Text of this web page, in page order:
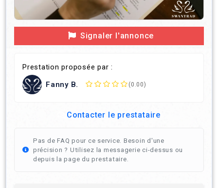
Signaler l'annonce
Prestation proposée par :
Fanny B.
(0.00)
Contacter le prestataire
Pas de FAQ pour ce service. Besoin d'une
précision ? Utilisez la messagerie ci-dessus ou
depuis la page du prestataire.